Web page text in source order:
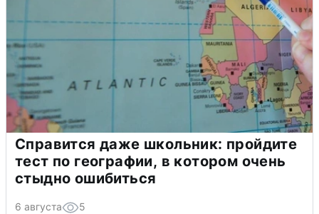
Справится даже школьник: пройдите
тест по географии, в котором очень
стыдно ошибиться
6 августа 5